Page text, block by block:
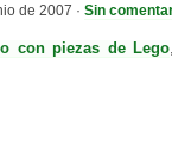
de 2007 · Sin
con piezas de Lego